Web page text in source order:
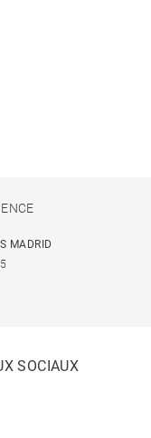
MADRID
SOCIAUX